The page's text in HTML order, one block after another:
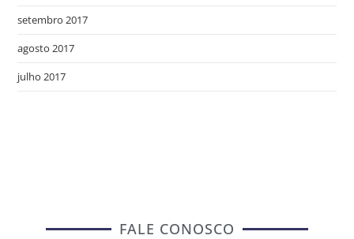
setembro 2017
agosto 2017
julho 2017
FALE CONOSCO